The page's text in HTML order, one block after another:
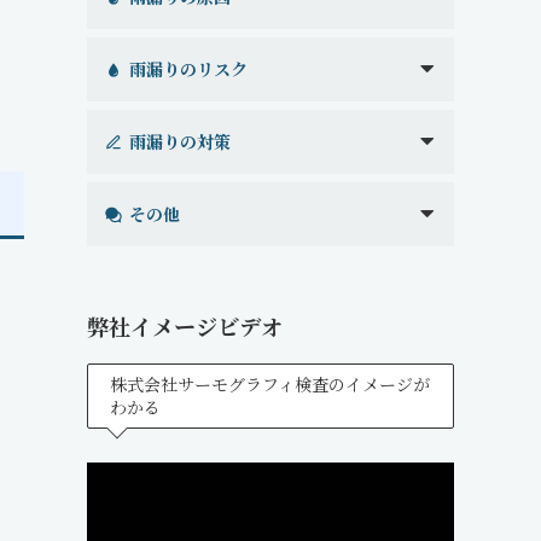
雨漏りのリスク
雨漏りの対策
その他
弊社イメージビデオ
株式会社サーモグラフィ検査のイメージが
わかる